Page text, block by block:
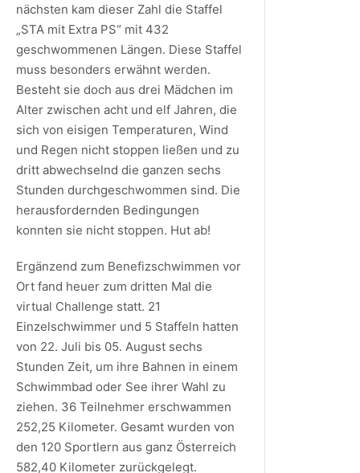
nächsten kam dieser Zahl die Staffel
„STA mit Extra PS“ mit 432
geschwommenen Längen. Diese Staffel
muss besonders erwähnt werden.
Besteht sie doch aus drei Mädchen im
Alter zwischen acht und elf Jahren, die
sich von eisigen Temperaturen, Wind
und Regen nicht stoppen ließen und zu
dritt abwechselnd die ganzen sechs
Stunden durchgeschwommen sind. Die
herausfordernden Bedingungen
konnten sie nicht stoppen. Hut ab!
Ergänzend zum Benefizschwimmen vor
Ort fand heuer zum dritten Mal die
virtual Challenge statt. 21
Einzelschwimmer und 5 Staffeln hatten
von 22. Juli bis 05. August sechs
Stunden Zeit, um ihre Bahnen in einem
Schwimmbad oder See ihrer Wahl zu
ziehen. 36 Teilnehmer erschwammen
252,25 Kilometer. Gesamt wurden von
den 120 Sportlern aus ganz Österreich
582,40 Kilometer zurückgelegt.